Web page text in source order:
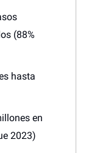
(88%
hasta
en
2023)